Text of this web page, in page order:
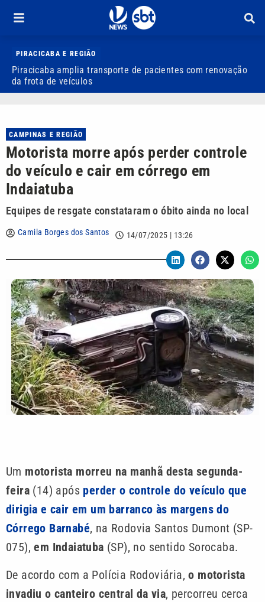
PIRACICABA E REGIÃO
Piracicaba amplia transporte de pacientes com renovação
da frota de veículos
CAMPINAS E REGIÃO
Motorista morre após perder controle
do veículo e cair em córrego em
Indaiatuba
Equipes de resgate constataram o óbito ainda no local
Camila Borges dos Santos 14/07/2025 | 13:26
Um motorista morreu na manhã desta segunda-
feira (14) após perder o controle do veículo que
dirigia e cair em um barranco às margens do
Córrego Barnabé, na Rodovia Santos Dumont (SP-
075),em Indaiatuba (SP), no sentido Sorocaba.
De acordo com a Polícia Rodoviária,o motorista
invadiu o canteiro central da via, percorreu cerca